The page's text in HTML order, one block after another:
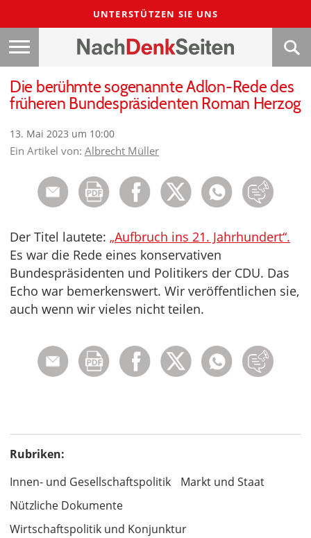
UNTERSTÜTZEN SIE UNS
Die berühmte sogenannte Adlon-Rede des
früheren Bundespräsidenten Roman Herzog
13. Mai 2023 um 10:00
Ein Artikel von: Albrecht Müller
Der Titel lautete: „Aufbruch ins 21. Jahrhundert“.
Es war die Rede eines konservativen
Bundespräsidenten und Politikers der CDU. Das
Echo war bemerkenswert. Wir veröffentlichen sie,
auch wenn wir vieles nicht teilen.
Rubriken:
Innen- und Gesellschaftspolitik
Markt und Staat
Nützliche Dokumente
Wirtschaftspolitik und Konjunktur